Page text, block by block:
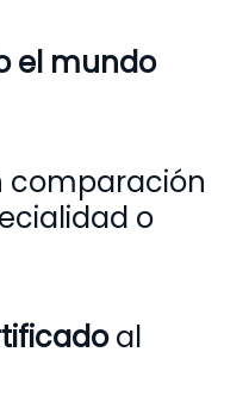
el mundo
comparación
o
al